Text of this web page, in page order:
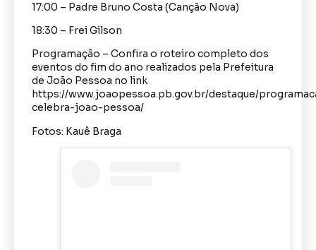
17:00 – Padre Bruno Costa (Canção Nova)
18:30 – Frei Gilson
Programação – Confira o roteiro completo dos
eventos do fim do ano realizados pela Prefeitura
de João Pessoa no link
https://www.joaopessoa.pb.gov.br/destaque/
celebra-joao-pessoa/
Fotos: Kauê Braga